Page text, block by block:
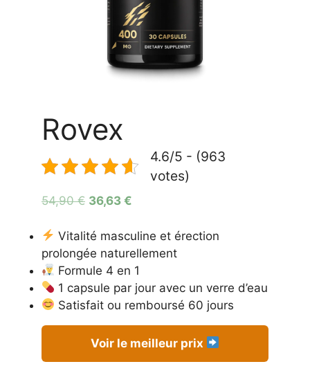
Rovex
4.6/5 - (963
votes)
54,90€ Le
initial
était :
54,90 €.
36,63 €
actuel
est :
36,63 €.
Vitalité masculine et érection
prolongée naturellement
Formule 4 en 1
1 capsule par jour avec un verre d’eau
Satisfait ou remboursé 60 jours
Voir le meilleur prix